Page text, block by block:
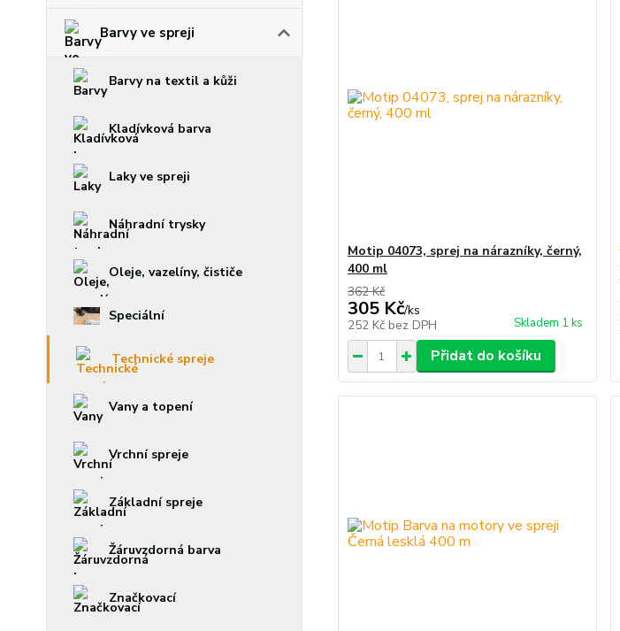
Barvy ve spreji
Barvy na textil a kůži
Kladívková barva
Laky ve spreji
Náhradní trysky
Oleje, vazelíny, čističe
Speciální
Technické spreje
Vany a topení
Vrchní spreje
Základní spreje
Žáruvzdorná barva
Značkovací
Motip 04073, sprej na nárazníky, černý,
400 ml
362 Kč
305 Kč/ks
252 Kč bez DPH Skladem 1 ks
Přidat do košíku